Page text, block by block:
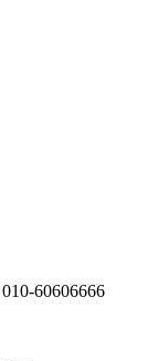
60606666